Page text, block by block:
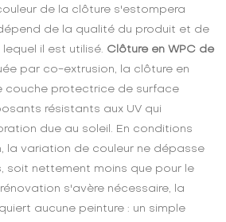
de la clôture s'estompera
de la qualité du produit et de
il est utilisé. Clôture en WPC de
par co-extrusion, la clôture en
couche protectrice de surface
résistants aux UV qui
due au soleil. En conditions
la variation de couleur ne dépasse
soit nettement moins que pour le
s'avère nécessaire, la
aucune peinture : un simple